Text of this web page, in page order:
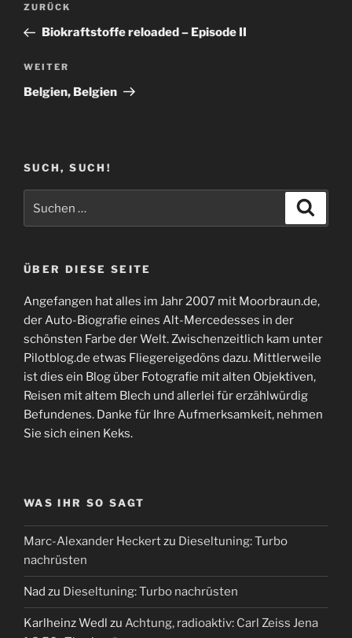
Vorheriger
Beitrag
ZURÜCK
Biokraftstoffe reloaded – Episode II
Nächster
Beitrag
WEITER
Belgien, Belgien
SUCH, SUCH!
nach:
ÜBER DIESE SEITE
Angefangen hat alles im Jahr 2007 mit Moorbraun.de,
der Auto-Biografie eines Alt-Mercedesses in der
schönsten Farbe der Welt. Zwischenzeitlich kam unter
Pilotblog.de etwas Fliegereigedöns dazu. Mittlerweile
ist dies ein Blog über Fotografie mit alten Objektiven,
Reisen mit altem Blech und allerlei für erzählwürdig
Befundenes. Danke für Ihre Aufmerksamkeit, nehmen
Sie sich einen Keks.
WAS IHR SO SAGT
Marc-Alexander Heckertzu Dieseltuning: Turbo
nachrüsten
Nad zu Dieseltuning: Turbo nachrüsten
Karlheinz Wedl zu Achtung, radioaktiv: Carl Zeiss Jena